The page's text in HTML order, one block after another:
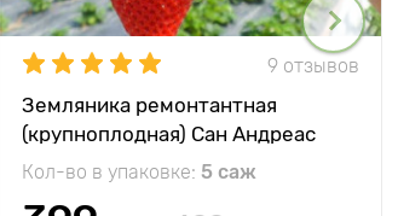
9 отзывов
Земляника ремонтантная
(крупноплодная) Сан Андреас
Кол-во в упаковке: 5 саж